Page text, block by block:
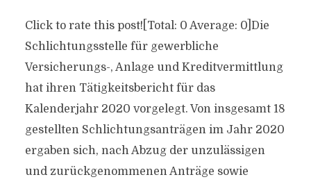
Click to rate this post![Total: 0 Average: 0]Die
Schlichtungsstelle für gewerbliche
Versicherungs-, Anlage und Kreditvermittlung
hat ihren Tätigkeitsbericht für das
Kalenderjahr 2020 vorgelegt. Von insgesamt 18
gestellten Schlichtungsanträgen im Jahr 2020
ergaben sich, nach Abzug der unzulässigen
und zurückgenommenen Anträge sowie